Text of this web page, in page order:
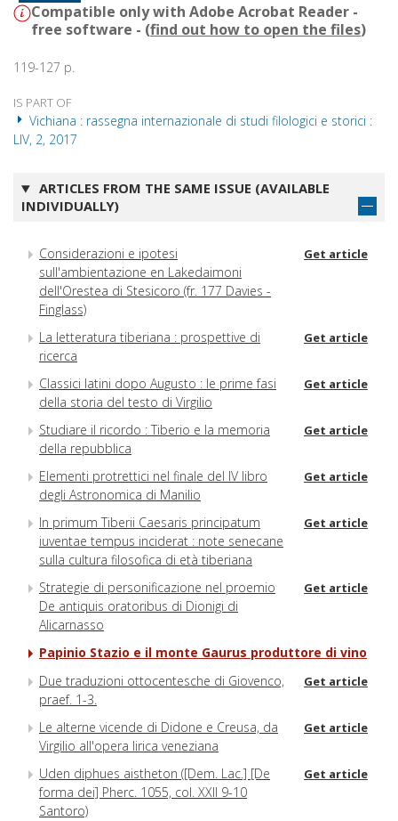
Compatible only with Adobe Acrobat Reader -
free software - (find out how to open the files)
119-127 p.
IS PART OF
Vichiana : rassegna internazionale di studi filologici e storici :
LIV, 2, 2017
ARTICLES FROM THE SAME ISSUE (AVAILABLE
INDIVIDUALLY)
Considerazioni e ipotesi
sull'ambientazione en Lakedaimoni
dell'Orestea di Stesicoro (fr. 177 Davies -
Finglass)
Get article
La letteratura tiberiana : prospettive di
ricerca
Get article
Classici latini dopo Augusto : le prime fasi
della storia del testo di Virgilio
Get article
Studiare il ricordo : Tiberio e la memoria
della repubblica
Get article
Elementi protrettici nel finale del IV libro
degli Astronomica di Manilio
Get article
In primum Tiberii Caesaris principatum
iuventae tempus inciderat : note senecane
sulla cultura filosofica di età tiberiana
Get article
Strategie di personificazione nel proemio
De antiquis oratoribus di Dionigi di
Alicarnasso
Get article
Papinio Stazio e il monte Gaurus produttore di vino
Due traduzioni ottocentesche di Giovenco,
praef. 1-3.
Get article
Le alterne vicende di Didone e Creusa, da
Virgilio all'opera lirica veneziana
Get article
Uden diphues aistheton ([Dem. Lac.] [De
forma dei] Pherc. 1055, col. XXII 9-10
Santoro)
Get article